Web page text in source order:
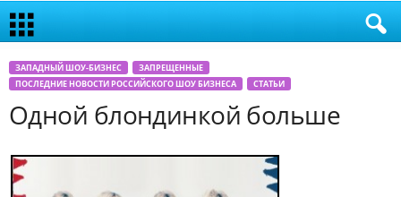
ЗАПАДНЫЙ ШОУ-БИЗНЕС
ЗАПРЕЩЕННЫЕ
ПОСЛЕДНИЕ НОВОСТИ РОССИЙСКОГО ШОУ БИЗНЕСА
СТАТЬИ
Одной блондинкой больше